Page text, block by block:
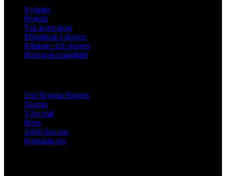
Nyheter
Projekt
Vad är en skog
Mångbruk i skogen
Klimatet och skogen
Biologisk mångfald
Om Skydda Skogen
Teamet
Våra mål
Press
Jobba hos oss
Kontakta oss